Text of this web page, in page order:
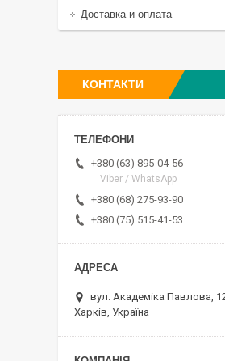
Доставка и оплата
КОНТАКТИ
+380 (63) 895-04-56
Viber / WhatsApp
+380 (68) 275-93-90
+380 (75) 515-41-53
вул. Академіка Павлова,
Харків, Україна